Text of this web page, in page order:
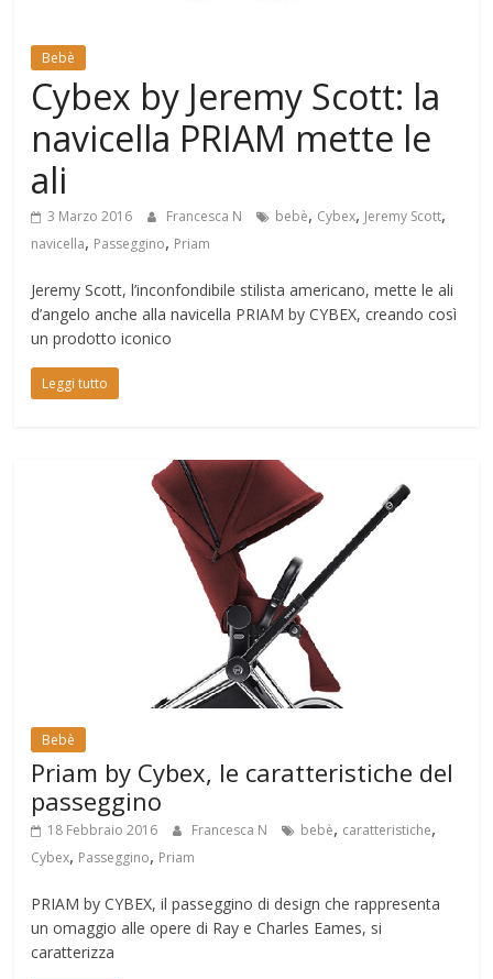
Bebè
Cybex by Jeremy Scott: la
navicella PRIAM mette le
ali
3 Marzo 2016 Francesca N bebè, Cybex, Jeremy Scott,
navicella, Passeggino, Priam
Jeremy Scott, l’inconfondibile stilista americano, mette le ali
d’angelo anche alla navicella PRIAM by CYBEX, creando così
un prodotto iconico
Leggi tutto
Bebè
Priam by Cybex, le caratteristiche del
passeggino
18 Febbraio 2016 Francesca N bebè, caratteristiche,
Cybex, Passeggino, Priam
PRIAM by CYBEX, il passeggino di design che rappresenta
un omaggio alle opere di Ray e Charles Eames, si
caratterizza